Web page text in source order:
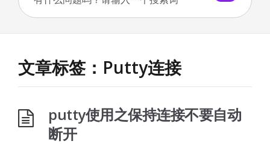
文章标签：Putty连接
putty使用之保持连接不要自动
断开